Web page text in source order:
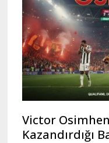
Victor
Kazandırdığı